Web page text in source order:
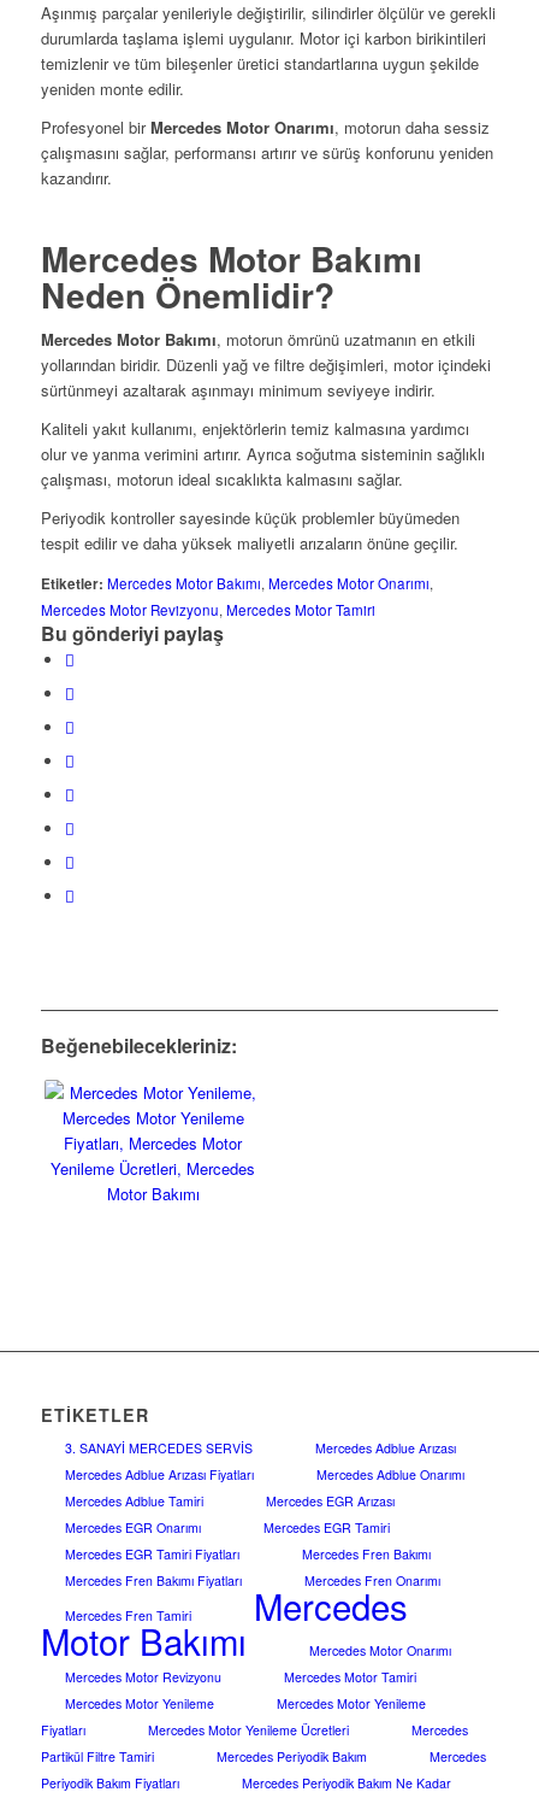
Aşınmış parçalar yenileriyle değiştirilir, silindirler ölçülür ve gerekli
durumlarda taşlama işlemi uygulanır. Motor içi karbon birikintileri
temizlenir ve tüm bileşenler üretici standartlarına uygun şekilde
yeniden monte edilir.
Profesyonel birMercedes Motor Onarımı, motorun daha sessiz
çalışmasını sağlar, performansı artırır ve sürüş konforunu yeniden
kazandırır.
Mercedes Motor Bakımı
Neden Önemlidir?
Mercedes Motor Bakımı, motorun ömrünü uzatmanın en etkili
yollarından biridir. Düzenli yağ ve filtre değişimleri, motor içindeki
sürtünmeyi azaltarak aşınmayı minimum seviyeye indirir.
Kaliteli yakıt kullanımı, enjektörlerin temiz kalmasına yardımcı
olur ve yanma verimini artırır. Ayrıca soğutma sisteminin sağlıklı
çalışması, motorun ideal sıcaklıkta kalmasını sağlar.
Periyodik kontroller sayesinde küçük problemler büyümeden
tespit edilir ve daha yüksek maliyetli arızaların önüne geçilir.
Etiketler: Mercedes Motor Bakımı, Mercedes Motor Onarımı,
Mercedes Motor Revizyonu, Mercedes Motor Tamiri
Bu gönderiyi paylaş
Beğenebilecekleriniz:
ETIKETLER
3. SANAYİ MERCEDES SERVİS
Mercedes Adblue Arızası
Mercedes Adblue Arızası Fiyatları
Mercedes Adblue Onarımı
Mercedes Adblue Tamiri
Mercedes EGR Arızası
Mercedes EGR Onarımı
Mercedes EGR Tamiri
Mercedes EGR Tamiri Fiyatları
Mercedes Fren Bakımı
Mercedes Fren Bakımı Fiyatları
Mercedes Fren Onarımı
Mercedes Fren Tamiri
Mercedes
Motor Bakımı
Mercedes Motor Onarımı
Mercedes Motor Revizyonu
Mercedes Motor Tamiri
Mercedes Motor Yenileme
Mercedes Motor Yenileme
Fiyatları
Mercedes Motor Yenileme Ücretleri
Mercedes
Partikül Filtre Tamiri
Mercedes Periyodik Bakım
Mercedes
Periyodik Bakım Fiyatları
Mercedes Periyodik Bakım Ne Kadar